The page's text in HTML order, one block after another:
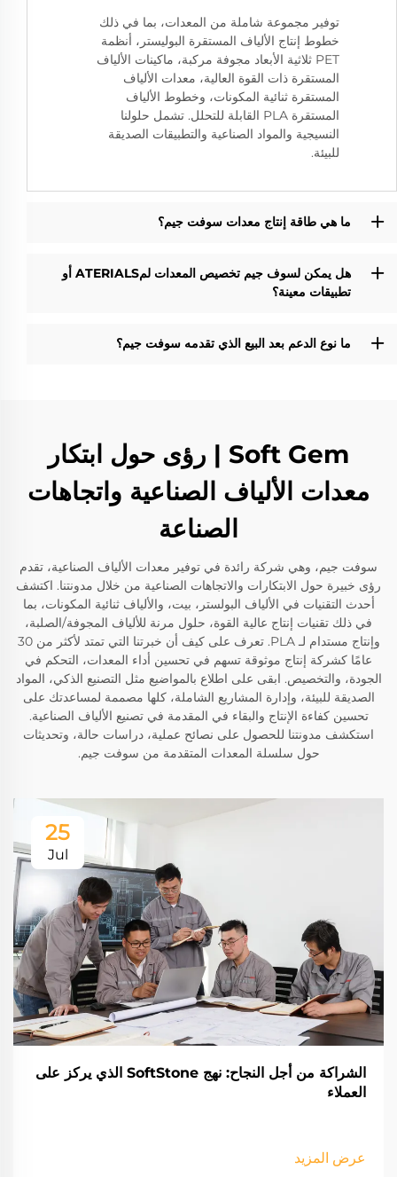
توفير مجموعة شاملة من المعدات، بما في ذلك
خطوط إنتاج الألياف المستقرة البوليستر، أنظمة
PET ثلاثية الأبعاد مجوفة مركبة، ماكينات الألياف
المستقرة ذات القوة العالية، معدات الألياف
المستقرة ثنائية المكونات، وخطوط الألياف
المستقرة PLA القابلة للتحلل. تشمل حلولنا
النسيجية والمواد الصناعية والتطبيقات الصديقة
للبيئة.
ما هي طاقة إنتاج معدات سوفت جيم؟
هل يمكن لسوف جيم تخصيص المعدات لمATERIALS أو
تطبيقات معينة؟
ما نوع الدعم بعد البيع الذي تقدمه سوفت جيم؟
Soft Gem | رؤى حول ابتكار
معدات الألياف الصناعية واتجاهات
الصناعة
سوفت جيم، وهي شركة رائدة في توفير معدات الألياف الصناعية، تقدم
رؤى خبيرة حول الابتكارات والاتجاهات الصناعية من خلال مدونتنا. اكتشف
أحدث التقنيات في الألياف البولستر، بيت، والألياف ثنائية المكونات، بما
في ذلك تقنيات إنتاج عالية القوة، حلول مرنة للألياف المجوفة/الصلبة،
وإنتاج مستدام لـ PLA. تعرف على كيف أن خبرتنا التي تمتد لأكثر من 30
عامًا كشركة إنتاج موثوقة تسهم في تحسين أداء المعدات، التحكم في
الجودة، والتخصيص. ابقى على اطلاع بالمواضيع مثل التصنيع الذكي، المواد
الصديقة للبيئة، وإدارة المشاريع الشاملة، كلها مصممة لمساعدتك على
تحسين كفاءة الإنتاج والبقاء في المقدمة في تصنيع الألياف الصناعية.
استكشف مدونتنا للحصول على نصائح عملية، دراسات حالة، وتحديثات
حول سلسلة المعدات المتقدمة من سوفت جيم.
25
Jul
الشراكة من أجل النجاح: نهج SoftStone الذي يركز على
العملاء
عرض المزيد